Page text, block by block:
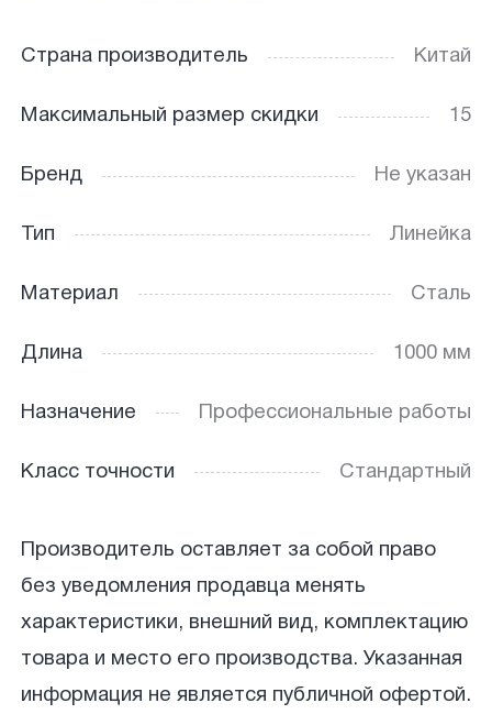
Страна производитель Китай
Максимальный размер скидки 15
Бренд Не указан
Тип Линейка
Материал Сталь
Длина 1000 мм
Назначение Профессиональные работы
Класс точности Стандартный
Производитель оставляет за собой право
без уведомления продавца менять
характеристики, внешний вид, комплектацию
товара и место его производства. Указанная
информация не является публичной офертой.